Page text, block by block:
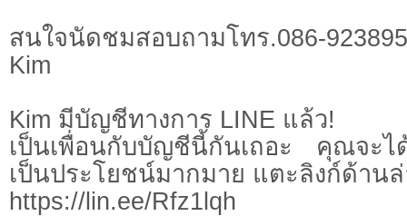
สนใจนัดชมสอบถามโทร.086-
Kim
Kim มีบัญชีทางการ LINE แล้ว!
เป็นเพื่อนกับบัญชีนี้กันเถอะ คุณจะไ
เป็นประโยชน์มากมาย แตะลิงก์ด้านล่
https://lin.ee/Rfz1lqh